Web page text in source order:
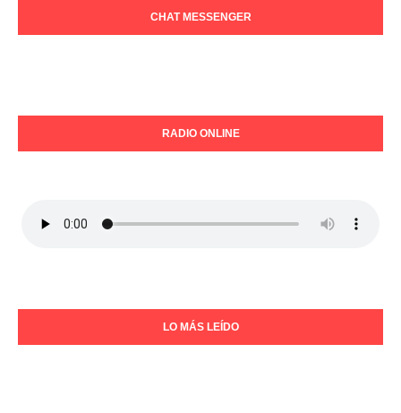
CHAT MESSENGER
RADIO ONLINE
LO MÁS LEÍDO